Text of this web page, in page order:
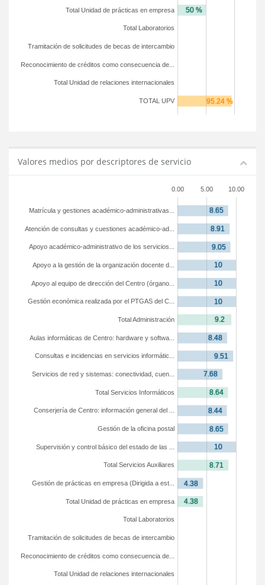
TOTAL UPV
Total Unidad de relaciones internacionales
Reconocimiento de créditos como consecuencia de...
Tramitación de solicitudes de becas de intercambio
Total Laboratorios
Total Unidad de prácticas en empresa
Valores medios por descriptores de servicio
0.00 5.00 10.00
Total Unidad de relaciones internacionales
Reconocimiento de créditos como consecuencia de...
Tramitación de solicitudes de becas de intercambio
Total Laboratorios
Total Unidad de prácticas en empresa
Gestión de prácticas en empresa (Dirigida a est...
Total Servicios Auxiliares
Supervisión y control básico del estado de las ...
Gestión de la oficina postal
Conserjería de Centro: información general del ...
Total Servicios Informáticos
Servicios de red y sistemas: conectividad, cuen...
Consultas e incidencias en servicios informátic...
Aulas informáticas de Centro: hardware y softwa...
Total Administración
Gestión económica realizada por el PTGAS del C...
Apoyo al equipo de dirección del Centro (órgano...
Apoyo a la gestión de la organización docente d...
Apoyo académico-administrativo de los servicios...
Atención de consultas y cuestiones académico-ad...
Matrícula y gestiones académico-administrativas...